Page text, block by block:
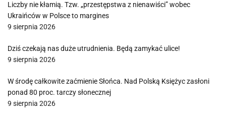
Liczby nie kłamią. Tzw. „przestępstwa z nienawiści” wobec
Ukraińców w Polsce to margines
9 sierpnia 2026
Dziś czekają nas duże utrudnienia. Będą zamykać ulice!
9 sierpnia 2026
W środę całkowite zaćmienie Słońca. Nad Polską Księżyc zasłoni
ponad 80 proc. tarczy słonecznej
9 sierpnia 2026